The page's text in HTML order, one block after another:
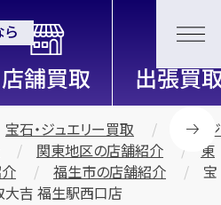
信頼と実績の買取専門店「買取大
ら
宝石・ジュエリー買取
宝石・ジ
関東地区の店舗紹介
東
福生市の店舗紹介
宝
大吉 福生駅西口店